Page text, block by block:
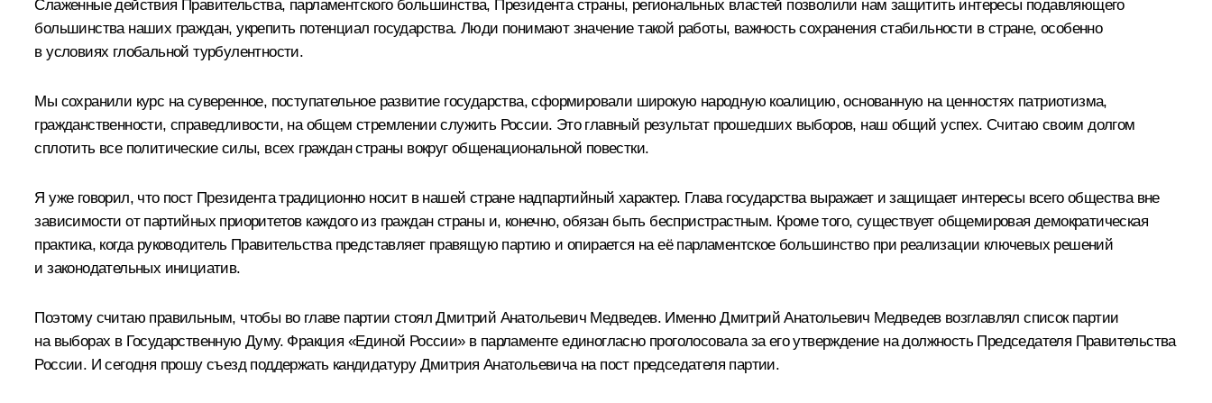
Слаженные действия Правительства, парламентского большинства, Президента страны, региональных властей позволили нам защитить интересы подавляющего
большинства наших граждан, укрепить потенциал государства. Люди понимают значение такой работы, важность сохранения стабильности в стране, особенно
в условиях глобальной турбулентности.
Мы сохранили курс на суверенное, поступательное развитие государства, сформировали широкую народную коалицию, основанную на ценностях патриотизма,
гражданственности, справедливости, на общем стремлении служить России. Это главный результат прошедших выборов, наш общий успех. Считаю своим долгом
сплотить все политические силы, всех граждан страны вокруг общенациональной повестки.
Я уже говорил, что пост Президента традиционно носит в нашей стране надпартийный характер. Глава государства выражает и защищает интересы всего общества вне
зависимости от партийных приоритетов каждого из граждан страны и, конечно, обязан быть беспристрастным. Кроме того, существует общемировая демократическая
практика, когда руководитель Правительства представляет правящую партию и опирается на её парламентское большинство при реализации ключевых решений
и законодательных инициатив.
Поэтому считаю правильным, чтобы во главе партии стоял Дмитрий Анатольевич Медведев. Именно Дмитрий Анатольевич Медведев возглавлял список партии
на выборах в Государственную Думу. Фракция «Единой России» в парламенте единогласно проголосовала за его утверждение на должность Председателя Правительства
России. И сегодня прошу съезд поддержать кандидатуру Дмитрия Анатольевича на пост председателя партии.